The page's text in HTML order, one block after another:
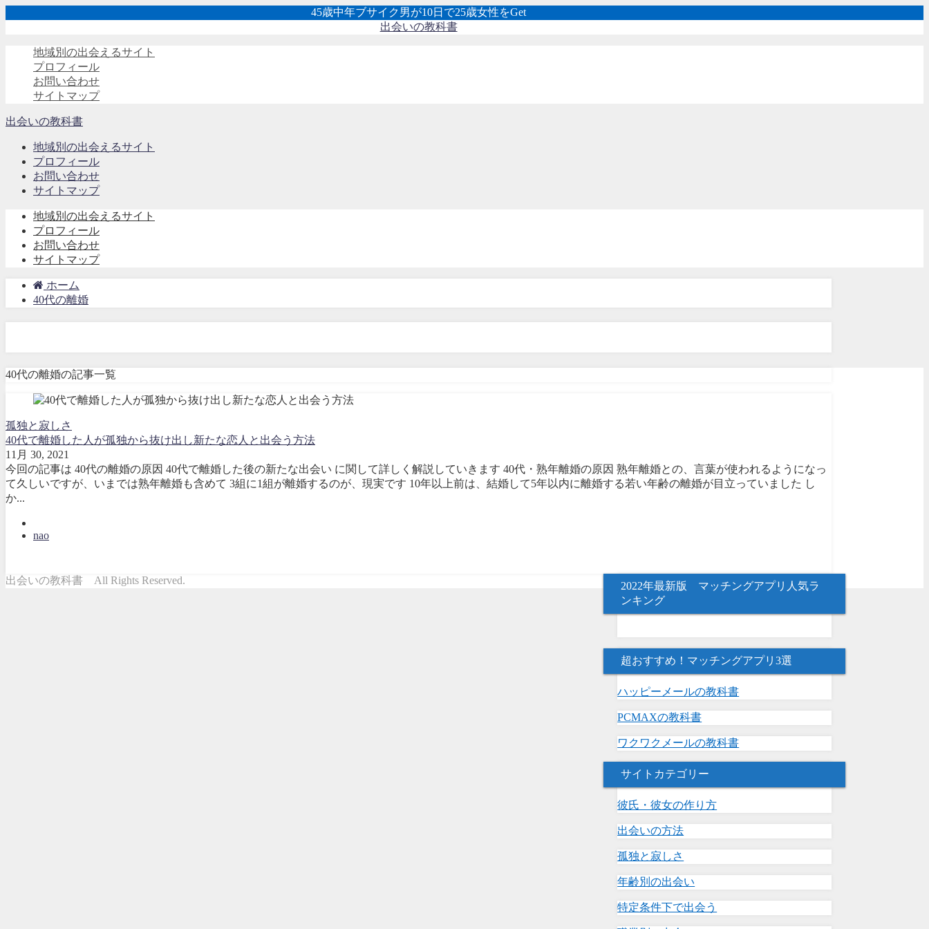
45歳中年ブサイク男が10日で25歳女性をGet
出会いの教科書
地域別の出会えるサイト
プロフィール
お問い合わせ
サイトマップ
出会いの教科書
地域別の出会えるサイト
プロフィール
お問い合わせ
サイトマップ
地域別の出会えるサイト
プロフィール
お問い合わせ
サイトマップ
ホーム
40代の離婚
40代の離婚の記事一覧
孤独と寂しさ
40代で離婚した人が孤独から抜け出し新たな恋人と出会う方法
11月 30, 2021
今回の記事は 40代の離婚の原因 40代で離婚した後の新たな出会い に関して詳しく解説していきます 40代・熟年離婚の原因 熟年離婚との、言葉が使われるようになっ
て久しいですが、いまでは熟年離婚も含めて 3組に1組が離婚するのが、現実です 10年以上前は、結婚して5年以内に離婚する若い年齢の離婚が目立っていました し
か...
nao
2022年最新版 マッチングアプリ人気ラ
ンキング
超おすすめ！マッチングアプリ3選
ハッピーメールの教科書
PCMAXの教科書
ワクワクメールの教科書
サイトカテゴリー
彼氏・彼女の作り方
出会いの方法
孤独と寂しさ
年齢別の出会い
特定条件下で出会う
出会いの教科書 All Rights Reserved.